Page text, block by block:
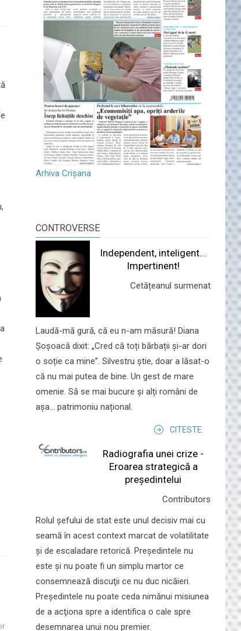
Arhiva Crișana
CONTROVERSE
Independent, inteligent...
Impertinent!
Cetățeanul surmenat
Laudă-mă gură, că eu n-am măsură! Diana
Șoșoacă dixit: „Cred că toți bărbații și-ar dori
o soție ca mine”. Silvestru știe, doar a lăsat-o
că nu mai putea de bine. Un gest de mare
omenie. Să se mai bucure și alți români de
așa... patrimoniu național.
CITESTE
Radiografia unei crize -
Eroarea strategică a
președintelui
Contributors
Rolul şefului de stat este unul decisiv mai cu
seamă în acest context marcat de volatilitate
şi de escaladare retorică. Preşedintele nu
este şi nu poate fi un simplu martor ce
consemnează discuţii ce nu duc nicăieri.
Preşedintele nu poate ceda nimănui misiunea
de a acţiona spre a identifica o cale spre
desemnarea unui nou premier.